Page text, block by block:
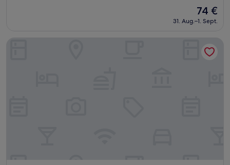
(147
Der
Preis
beträgt
74 €
31. Aug.–1. Sept.
Sakaide Grand Hotel